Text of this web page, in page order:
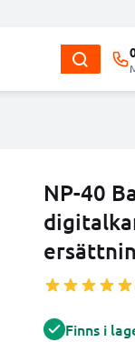
NP-40
Finns i